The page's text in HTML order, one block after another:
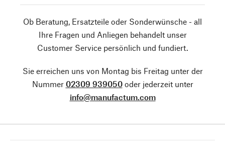
Ob Beratung, Ersatzteile oder Sonderwünsche - all
Ihre Fragen und Anliegen behandelt unser
Customer Service persönlich und fundiert.
Sie erreichen uns von Montag bis Freitag unter der
Nummer 02309 939050oder jederzeit unter
info@manufactum.com